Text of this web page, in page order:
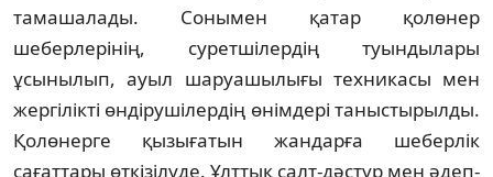
тамашалады. Сонымен қатар қолөнер
шеберлерінің, суретшілердің туындылары
ұсынылып, ауыл шаруашылығы техникасы мен
жергілікті өндірушілердің өнімдері таныстырылды.
Қолөнерге қызығатын жандарға шеберлік
сағаттары өткізілуде. Ұлттық салт-дәстүр мен әдеп-